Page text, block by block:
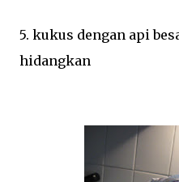
5. kukus dengan api
hidangkan